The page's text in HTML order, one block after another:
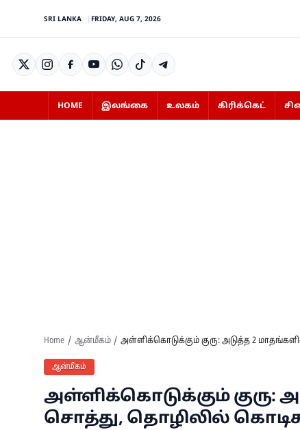
SRI LANKA FRIDAY, AUG 7, 2026
HOME இலங்கை உலகம் கிரிக்கெட்
Home ஆன்மீகம் அள்ளிக்கொடுக்கும் குரு: அடுத்த 2
ஆன்மீகம்
அள்ளிக்கொடுக்கும் குரு:
சொத்து, தொழிலில்